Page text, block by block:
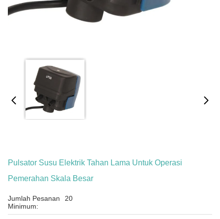
Pulsator Susu Elektrik Tahan Lama Untuk Operasi
Pemerahan Skala Besar
Jumlah Pesanan
Minimum:
20